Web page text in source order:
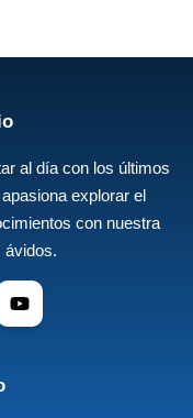
al día con los últimos
explorar el
con nuestra
ávidos.